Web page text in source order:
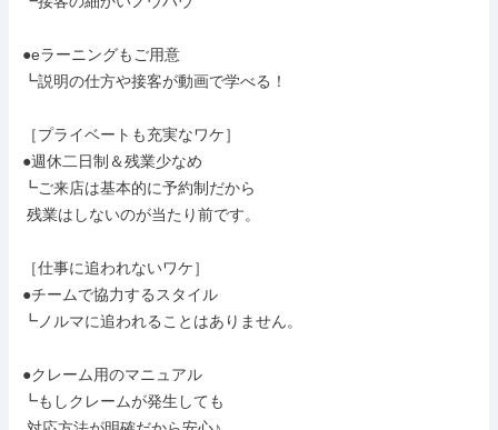
●eラーニングもご用意
┗説明の仕方や接客が動画で学べる！
［プライベートも充実なワケ］
●週休二日制＆残業少なめ
┗ご来店は基本的に予約制だから
［仕事に追われないワケ］
●チームで協力するスタイル
┗ノルマに追われることはありません。
●クレーム用のマニュアル
┗もしクレームが発生しても